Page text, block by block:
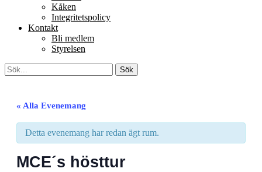
Kåken
Integritetspolicy
Kontakt
Bli medlem
Styrelsen
Sök
Sök
efter:
« Alla Evenemang
Detta evenemang har redan ägt rum.
MCE´s hösttur